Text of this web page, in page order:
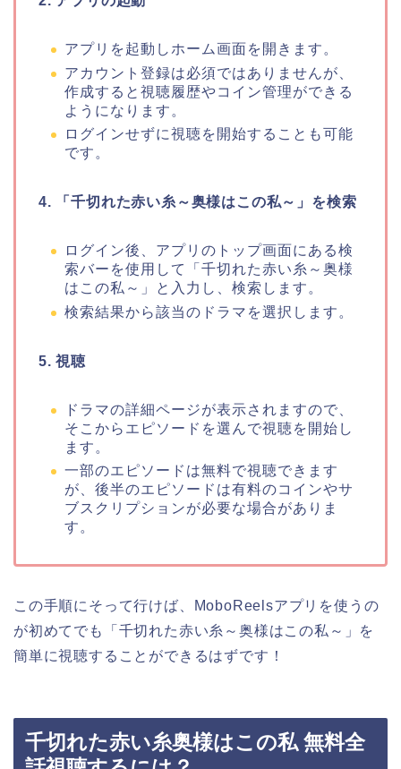
アプリを起動しホーム画面を開きます。
アカウント登録は必須ではありませんが、
作成すると視聴履歴やコイン管理ができる
ようになります。
ログインせずに視聴を開始することも可能
です。
4. 「千切れた赤い糸～奥様はこの私～」 を検索
ログイン後、アプリのトップ画面にある検
索バーを使用して
「千切れた赤い糸～奥様
はこの私～」
と入力し、検索します。
検索結果から該当のドラマを選択します。
5. 視聴
ドラマの詳細ページが表示されますので、
そこからエピソードを選んで視聴を開始し
ます。
一部のエピソードは無料で視聴できます
が、後半のエピソードは有料のコインやサ
ブスクリプションが必要な場合がありま
す。
この手順にそって行けば、MoboReelsアプリを使うの
が初めてでも
「千切れた赤い糸～奥様はこの私～」 を
簡単に視聴することができるはずです！
千切れた赤い糸奥様はこの私 無料全